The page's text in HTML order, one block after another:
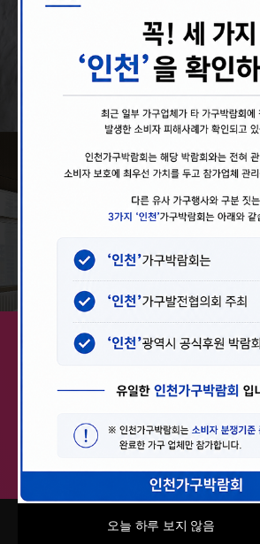
HOME DECO
홈데코
INTERIOR
후원
오늘 하루 보지 않음